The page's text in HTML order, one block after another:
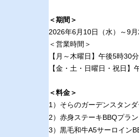
＜期間＞
2026年6月10日（水）～9月
＜営業時間＞
【月～木曜日】午後5時30
【金・土・日曜日・祝日
＜料金＞
1）そらのガーデンスタン
2）赤身ステーキBBQプラ
3）黒毛和牛A5サーロイン